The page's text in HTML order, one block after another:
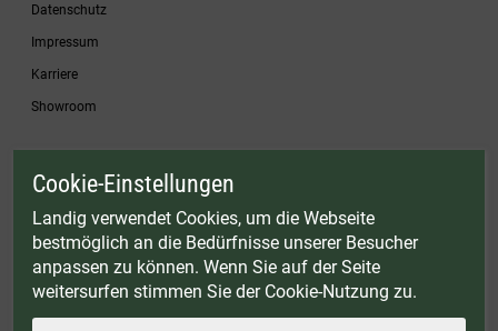
Datenschutz
Impressum
Karriere
Showroom
* Gültig bis einschließlich 17.08.2026. Keine Barauszahlung möglich. Nicht mit
Zubehörartikel. Nicht einlösbar auf bereits rabattierte Sets.
© Landig 1982-2026 (44 Jahre Qualität)
Alle Preise inkl. gesetzl. Mehrwertsteuer, zuzüglich Versandkosten
Weitere Marken oder Shops der Landig + Lava GmbH & Co. KG: LAVA - Vakuumiergeräte
DRY AGER - Reifeschränke|VIESSMANN - Kühlzellen
Cookie-Einstellungen
Landig verwendet Cookies, um die Webseite
bestmöglich an die Bedürfnisse unserer Besucher
anpassen zu können. Wenn Sie auf der Seite
weitersurfen stimmen Sie der Cookie-Nutzung zu.